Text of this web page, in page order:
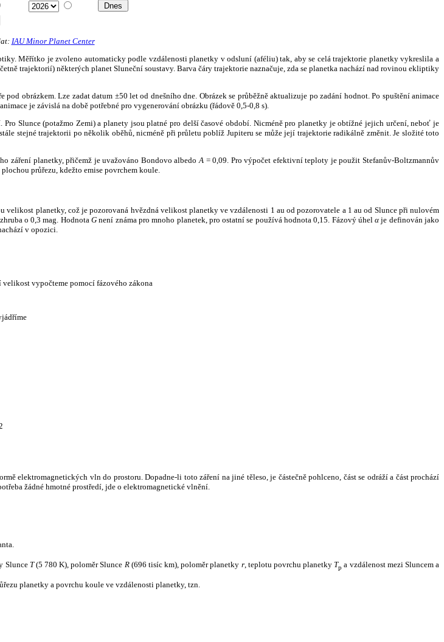
IAU Minor Planet Center
Měřítko je zvoleno automaticky podle vzdálenosti planetky v odsluní (aféliu) tak, aby se celá trajektorie planetky vykreslila a
trajektorií) některých planet Sluneční soustavy. Barva čáry trajektorie naznačuje, zda se planetka nachází nad rovinou ekliptiky
obrázkem. Lze zadat datum ±50 let od dnešního dne. Obrázek se průběžně aktualizuje po zadání hodnot. Po spuštění animace
je závislá na době potřebné pro vygenerování obrázku (řádově 0,5-0,8 s).
Slunce (potažmo Zemi) a planety jsou platné pro delší časové období. Nicméně pro planetky je obtížné jejich určení, neboť je
stejné trajektorii po několik oběhů, nicméně při průletu poblíž Jupiteru se může její trajektorie radikálně změnit. Je složité toto
záření planetky, přičemž je uvažováno Bondovo albedo A = 0,09. Pro výpočet efektivní teploty je použit Stefanův-Boltzmannův
průřezu, kdežto emise povrchem koule.
velikost planetky, což je pozorovaná hvězdná velikost planetky ve vzdálenosti 1 au od pozorovatele a 1 au od Slunce při nulovém
o 0,3 mag. HodnotaG není známa pro mnoho planetek, pro ostatní se používá hodnota 0,15. Fázový úhelα je definován jako
v opozici.
vypočteme pomocí fázového zákona
elektromagnetických vln do prostoru. Dopadne-li toto záření na jiné těleso, je částečně pohlceno, část se odráží a část prochází
žádné hmotné prostředí, jde o elektromagnetické vlnění.
Slunce T(5 780 K), poloměr Slunce R(696 tisíc km), poloměr planetky r, teplotu povrchu planetky Tp a vzdálenost mezi Sluncem a
planetky a povrchu koule ve vzdálenosti planetky, tzn.